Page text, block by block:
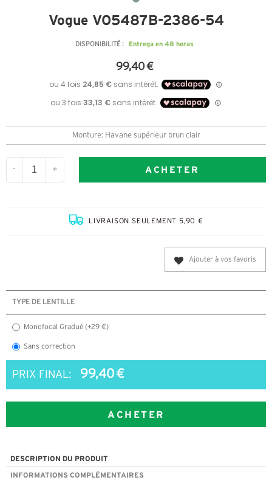
Vogue VO5487B-2386-54
DISPONIBILITÉ : Entrega en 48 horas
99,40 €
Monture: Havane supérieur brun clair
- + ACHETER
LIVRAISON SEULEMENT 5,90 €
Ajouter à vos favoris
TYPE DE LENTILLE
Monofocal Gradué (+29 €)
Sans correction
PRIX FINAL: 99,40 €
ACHETER
DESCRIPTION DU PRODUIT
INFORMATIONS COMPLÉMENTAIRES